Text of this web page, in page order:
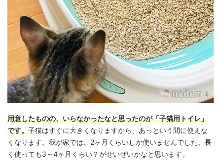
用意したものの、いらなかったなと思ったのが「子猫用トイレ」
です。子猫はすぐに大きくなりますから、あっという間に使えな
くなります。我が家では、2ヶ月くらいしか使いませんでした。長
く使っても3～4ヶ月くらい？がせいぜいかなと思います。